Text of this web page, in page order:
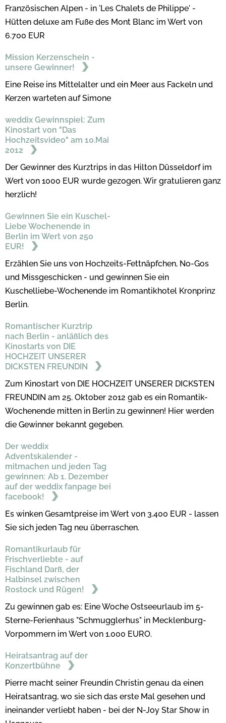
Französischen Alpen - in 'Les Chalets de Philippe' -
Hütten deluxe am Fuße des Mont Blanc im Wert von
6.700 EUR
Mission Kerzenschein -
unsere Gewinner!
Eine Reise ins Mittelalter und ein Meer aus Fackeln und
Kerzen warteten auf Simone
weddix Gewinnspiel: Zum
Kinostart von "Das
Hochzeitsvideo" am 10.Mai
2012
Der Gewinner des Kurztrips in das Hilton Düsseldorf im
Wert von 1000 EUR wurde gezogen. Wir gratulieren ganz
herzlich!
Gewinnen Sie ein Kuschel-
Liebe Wochenende in
Berlin im Wert von 250
EUR!
Erzählen Sie uns von Hochzeits-Fettnäpfchen, No-Gos
und Missgeschicken - und gewinnen Sie ein
Kuschelliebe-Wochenende im Romantikhotel Kronprinz
Berlin.
Romantischer Kurztrip
nach Berlin - anläßlich des
Kinostarts von DIE
HOCHZEIT UNSERER
DICKSTEN FREUNDIN
Zum Kinostart von DIE HOCHZEIT UNSERER DICKSTEN
FREUNDIN am 25. Oktober 2012 gab es ein Romantik-
Wochenende mitten in Berlin zu gewinnen! Hier werden
die Gewinner bekannt gegeben.
Der weddix
Adventskalender -
mitmachen und jeden Tag
gewinnen: Ab 1. Dezember
auf der weddix fanpage bei
facebook!
Es winken Gesamtpreise im Wert von 3.400 EUR - lassen
Sie sich jeden Tag neu überraschen.
Romantikurlaub für
Frischverliebte - auf
Fischland Darß, der
Halbinsel zwischen
Rostock und Rügen!
Zu gewinnen gab es: Eine Woche Ostseeurlaub im 5-
Sterne-Ferienhaus "Schmugglerhus" in Mecklenburg-
Vorpommern im Wert von 1.000 EURO.
Heiratsantrag auf der
Konzertbühne
Pierre macht seiner Freundin Christin genau da einen
Heiratsantrag, wo sie sich das erste Mal gesehen und
ineinander verliebt haben - bei der N-Joy Star Show in